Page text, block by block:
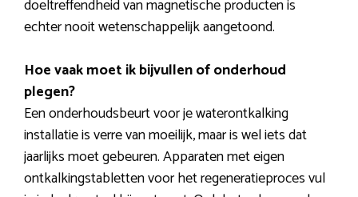
doeltreffendheid van magnetische producten is
echter nooit wetenschappelijk aangetoond.
Hoe vaak moet ik bijvullen of onderhoud
plegen?
Een onderhoudsbeurt voor je waterontkalking
installatie is verre van moeilijk, maar is wel iets dat
jaarlijks moet gebeuren. Apparaten met eigen
ontkalkingstabletten voor het regeneratieproces vul